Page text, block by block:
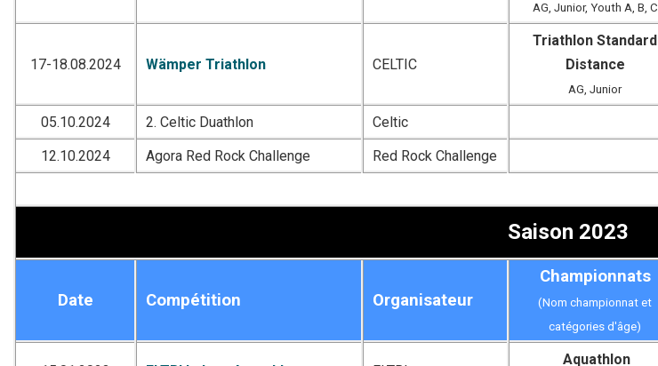
AG, Junior, Youth A, B, C
17-18.08.2024 Wämper Triathlon CELTIC
Triathlon Standard
Distance
AG, Junior
05.10.2024 2. Celtic Duathlon Celtic
12.10.2024 Agora Red Rock Challenge Red Rock Challenge
Saison 2023
Date Compétition Organisateur
Championnats
(Nom championnat et
catégories d'âge)
Aquathlon